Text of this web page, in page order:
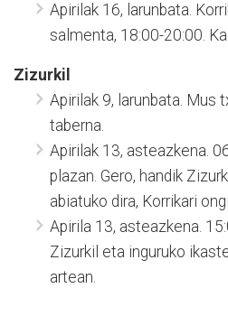
Apirilak 16, larunbata.
salmenta, 18:00-20:00.
Zizurkil
Apirilak 9, larunbata. Mus
taberna.
Apirilak 13, asteazkena.
plazan. Gero, handik
abiatuko dira, Korrikari
Apirila 13, asteazkena.
Zizurkil eta inguruko
artean.